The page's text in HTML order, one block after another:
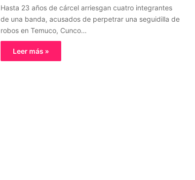
Hasta 23 años de cárcel arriesgan cuatro integrantes
de una banda, acusados de perpetrar una seguidilla de
robos en Temuco, Cunco…
Leer más »